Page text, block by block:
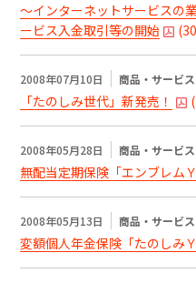
～インターネットサービスの
ービス入金取引等の開始
(
2008年07月10日 商品・サービス
「たのしみ世代」新発売！ (
2008年05月28日 商品・サービス
無配当定期保険「エンブレム
2008年05月13日 商品・サービス
変額個人年金保険「たのしみ